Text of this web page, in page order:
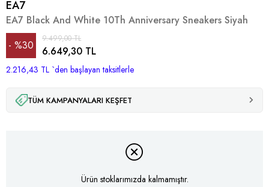
EA7
EA7 Black And White 10Th Anniversary Sneakers Siyah
%30
İndirim
9.499,00 TL
6.649,30 TL
2.216,43 TL `den başlayan taksitlerle
TÜM KAMPANYALARI KEŞFET
Ürün stoklarımızda kalmamıştır.